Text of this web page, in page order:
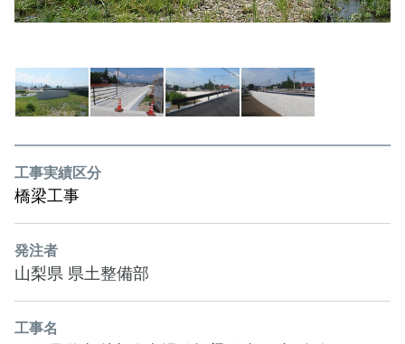
工事実績区分
橋梁工事
発注者
山梨県 県土整備部
工事名